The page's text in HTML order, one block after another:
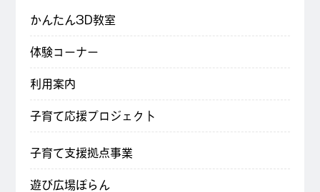
かんたん3D教室
体験コーナー
利用案内
子育て応援プロジェクト
子育て支援拠点事業
遊び広場ぽらん